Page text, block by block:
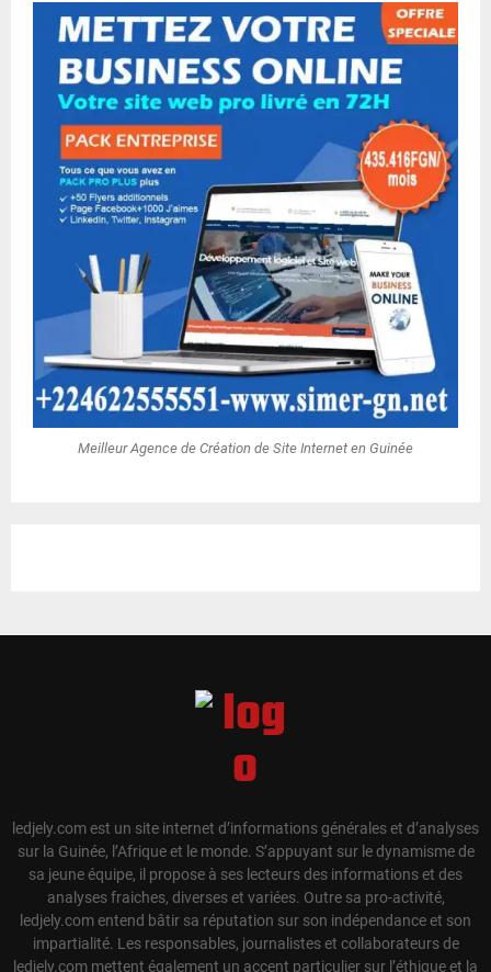
Meilleur Agence de Création de Site Internet en Guinée
ledjely.com est un site internet d’informations générales et d’analyses
sur la Guinée, l’Afrique et le monde. S’appuyant sur le dynamisme de
sa jeune équipe, il propose à ses lecteurs des informations et des
analyses fraiches, diverses et variées. Outre sa pro-activité,
ledjely.com entend bâtir sa réputation sur son indépendance et son
impartialité. Les responsables, journalistes et collaborateurs de
ledjely.com mettent également un accent particulier sur l’éthique et la